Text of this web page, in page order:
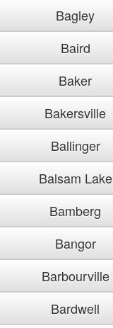
Bagley
Baird
Baker
Bakersville
Ballinger
Balsam Lake
Bamberg
Bangor
Barbourville
Bardwell